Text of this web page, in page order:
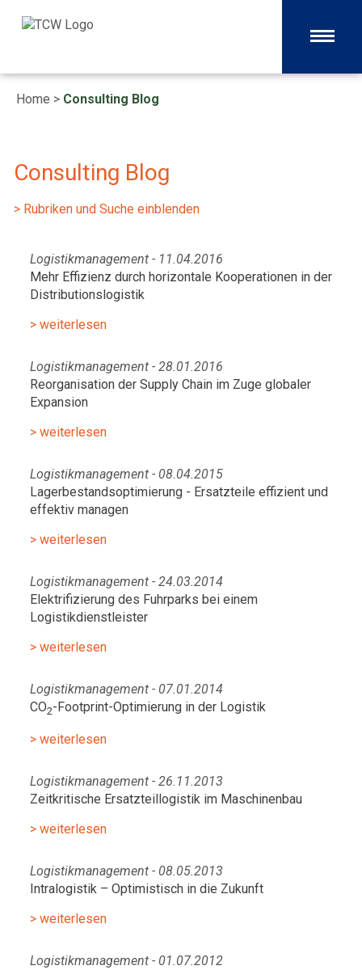
Home > Consulting Blog
Consulting Blog
> Rubriken und Suche einblenden
Logistikmanagement - 11.04.2016
Mehr Effizienz durch horizontale Kooperationen in der
Distributionslogistik
> weiterlesen
Logistikmanagement - 28.01.2016
Reorganisation der Supply Chain im Zuge globaler
Expansion
> weiterlesen
Logistikmanagement - 08.04.2015
Lagerbestandsoptimierung - Ersatzteile effizient und
effektiv managen
> weiterlesen
Logistikmanagement - 24.03.2014
Elektrifizierung des Fuhrparks bei einem
Logistikdienstleister
> weiterlesen
Logistikmanagement - 07.01.2014
CO2-Footprint-Optimierung in der Logistik
> weiterlesen
Logistikmanagement - 26.11.2013
Zeitkritische Ersatzteillogistik im Maschinenbau
> weiterlesen
Logistikmanagement - 08.05.2013
Intralogistik – Optimistisch in die Zukunft
> weiterlesen
Logistikmanagement - 01.07.2012